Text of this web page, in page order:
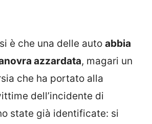
è che una delle auto abbia
azzardata, magari un
che ha portato alla
dell’incidente di
state già identificate: si